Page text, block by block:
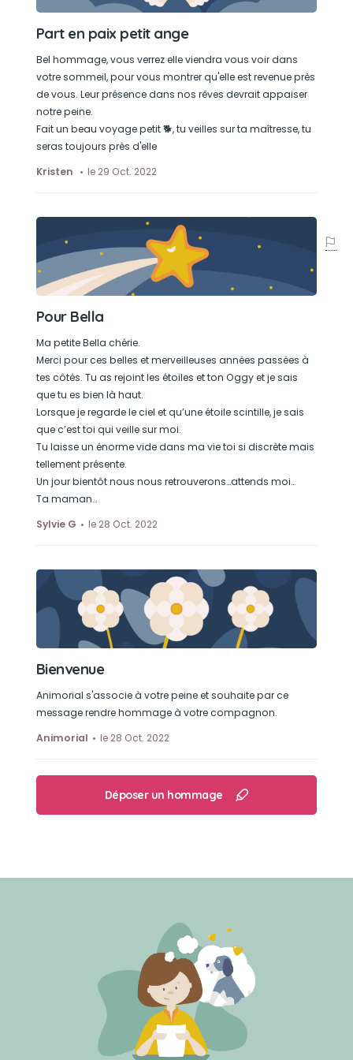
Part en paix petit ange
Bel hommage, vous verrez elle viendra vous voir dans
votre sommeil, pour vous montrer qu'elle est revenue près
de vous. Leur présence dans nos rêves devrait appaiser
notre peine.
Fait un beau voyage petit 🐕, tu veilles sur ta maîtresse, tu
seras toujours près d'elle
Kristen
le 29 Oct. 2022
Pour Bella
Ma petite Bella chérie.
Merci pour ces belles et merveilleuses années passées à
tes côtés. Tu as rejoint les étoiles et ton Oggy et je sais
que tu es bien là haut.
Lorsque je regarde le ciel et qu’une étoile scintille, je sais
que c’est toi qui veille sur moi.
Tu laisse un énorme vide dans ma vie toi si discrète mais
tellement présente.
Un jour bientôt nous nous retrouverons…attends moi…
Ta maman…
Sylvie G
le 28 Oct. 2022
Bienvenue
Animorial s'associe à votre peine et souhaite par ce
message rendre hommage à votre compagnon.
Animorial
le 28 Oct. 2022
Déposer un hommage